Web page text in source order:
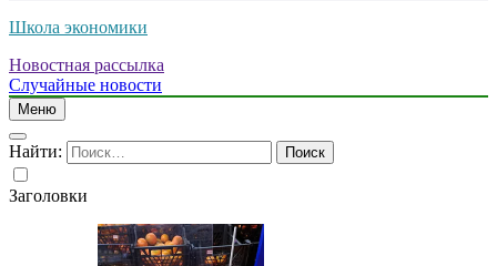
Школа экономики
Новостная рассылка
Случайные новости
Меню
Найти:
Заголовки